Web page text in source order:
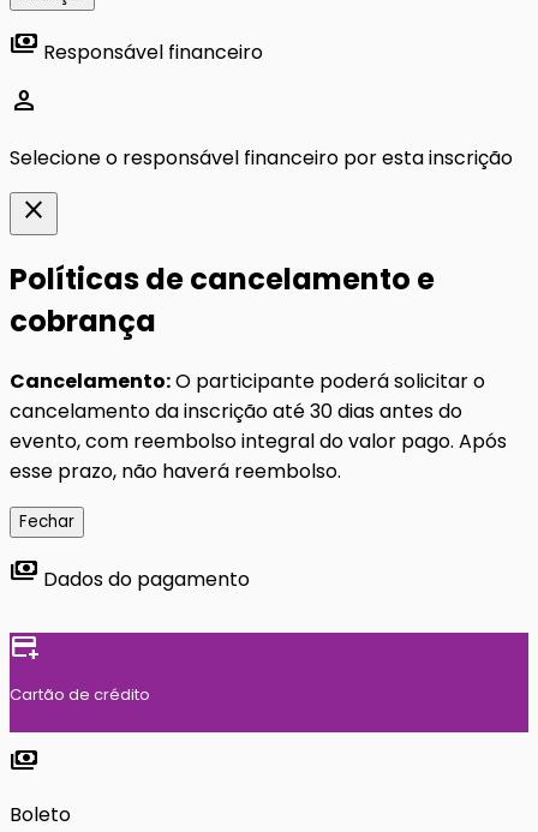
payments Responsável financeiro
person
Selecione o responsável financeiro por esta inscrição
close
Políticas de cancelamento e
cobrança
Cancelamento:O participante poderá solicitar o
cancelamento da inscrição até 30 dias antes do
evento, com reembolso integral do valor pago. Após
esse prazo, não haverá reembolso.
Fechar
payments Dados do pagamento
add_card
Cartão de crédito
payments
Boleto